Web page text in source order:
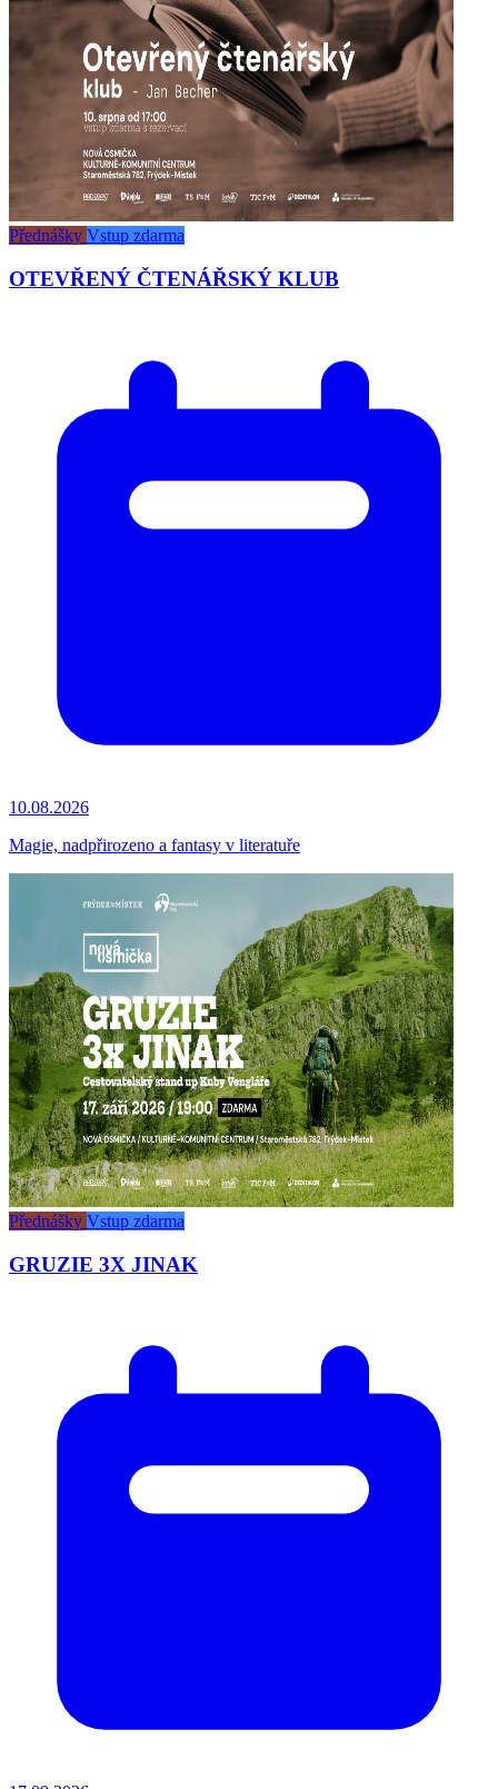
Přednášky Vstup zdarma
OTEVŘENÝ ČTENÁŘSKÝ KLUB
10.08.2026
Magie, nadpřirozeno a fantasy v literatuře
Přednášky Vstup zdarma
GRUZIE 3X JINAK